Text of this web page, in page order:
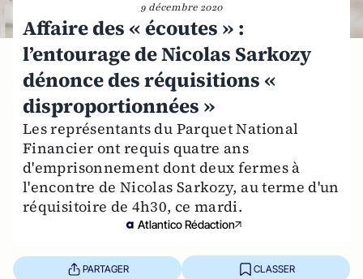
9 décembre 2020
Affaire des « écoutes » :
l’entourage de Nicolas Sarkozy
dénonce des réquisitions «
disproportionnées »
Les représentants du Parquet National
Financier ont requis quatre ans
d'emprisonnement dont deux fermes à
l'encontre de Nicolas Sarkozy, au terme d'un
réquisitoire de 4h30, ce mardi.
Atlantico Rédaction
PARTAGER CLASSER